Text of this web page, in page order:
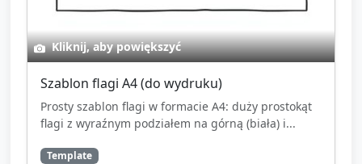
Kliknij, aby powiększyć
Szablon flagi A4 (do wydruku)
Prosty szablon flagi w formacie A4: duży prostokąt
flagi z wyraźnym podziałem na górną (biała) i...
Template